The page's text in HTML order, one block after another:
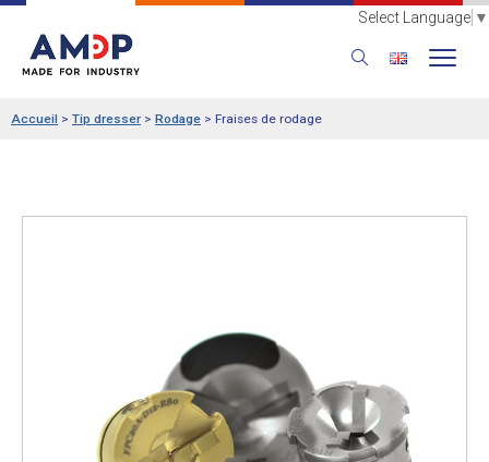
Select Language ▼
Accueil > Tip dresser > Rodage > Fraises de rodage